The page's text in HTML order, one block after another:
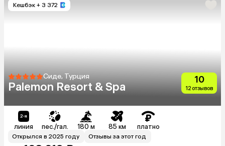
Кешбэк + 3 372
Сиде, Турция
Palemon Resort & Spa
10
12 отзывов
линия пес./гал. 180 м 85 км платно
Открылся в 2025 году Отзывы за этот год